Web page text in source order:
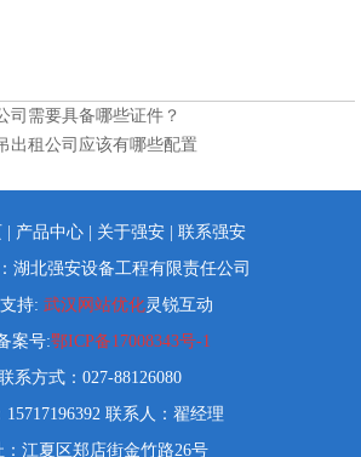
司需要具备哪些证件？
出租公司应该有哪些配置
产品中心| 关于强安| 联系强安
湖北强安设备工程有限责任公司
持: 武汉网站优化灵锐互动
案号:鄂ICP备17008343号-1
系方式：027-88126080
15717196392 联系人：翟经理
：江夏区郑店街金竹路26号